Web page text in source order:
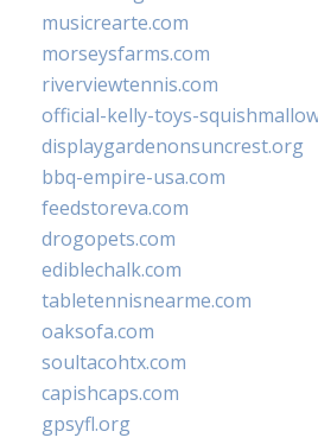
musicrearte.com
morseysfarms.com
riverviewtennis.com
official-kelly-toys-
displaygardenonsuncrest.org
bbq-empire-usa.com
feedstoreva.com
drogopets.com
ediblechalk.com
tabletennisnearme.com
oaksofa.com
soultacohtx.com
capishcaps.com
gpsyfl.org